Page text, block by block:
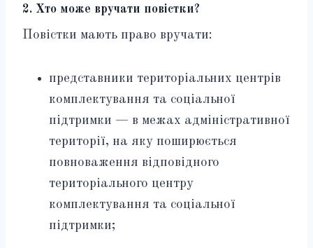
2. Хто може вручати повістки?
Повістки мають право вручати:
представники територіальних центрів
комплектування та соціальної
підтримки — в межах адміністративної
території, на яку поширюється
повноваження відповідного
територіального центру
комплектування та соціальної
підтримки;